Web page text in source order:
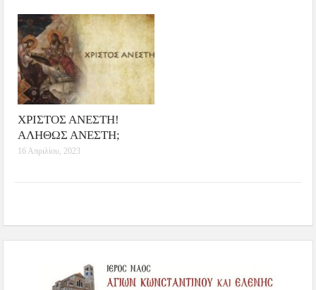
ΧΡΙΣΤΟΣ ΑΝΕΣΤΗ!
ΑΛΗΘΩΣ ΑΝΕΣΤΗ;
16 Απριλίου, 2023